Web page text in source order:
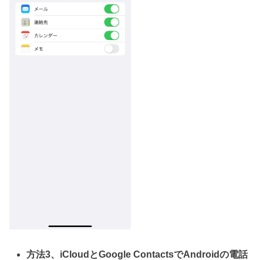
方法3、iCloudとGoogle ContactsでAndroidの電話